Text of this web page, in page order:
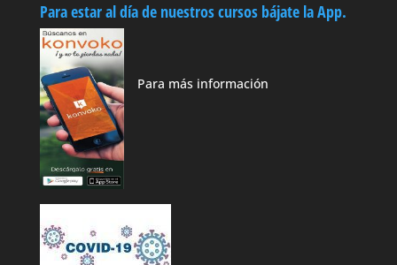
Para estar al día de nuestros cursos bájate la App.
Para más información